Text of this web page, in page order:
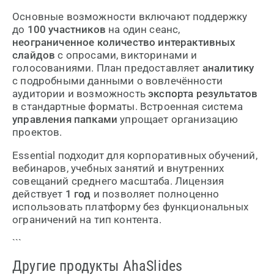
Основные возможности включают поддержку
до 100 участников на один сеанс,
неограниченное количество интерактивных
слайдов с опросами, викторинами и
голосованиями. План предоставляет аналитику
с подробными данными о вовлечённости
аудитории и возможностьэкспорта результатов
в стандартные форматы. Встроенная система
управления папками упрощает организацию
проектов.
Essential подходит для корпоративных обучений,
вебинаров, учебных занятий и внутренних
совещаний среднего масштаба. Лицензия
действует 1 год и позволяет полноценно
использовать платформу без функциональных
ограничений на тип контента.
```
Другие продукты AhaSlides